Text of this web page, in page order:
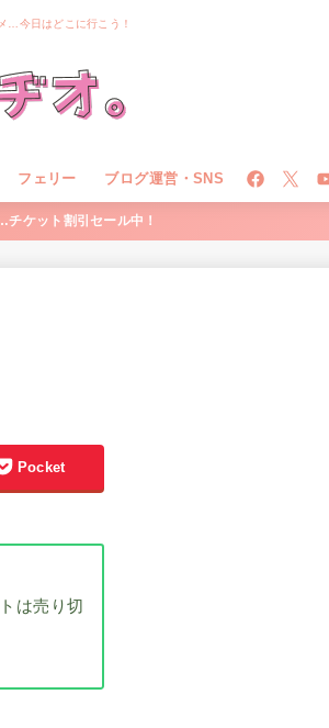
…今日はどこに行こう！
フェリー ブログ運営・SNS
ケット割引セール中！
Pocket
は売り切